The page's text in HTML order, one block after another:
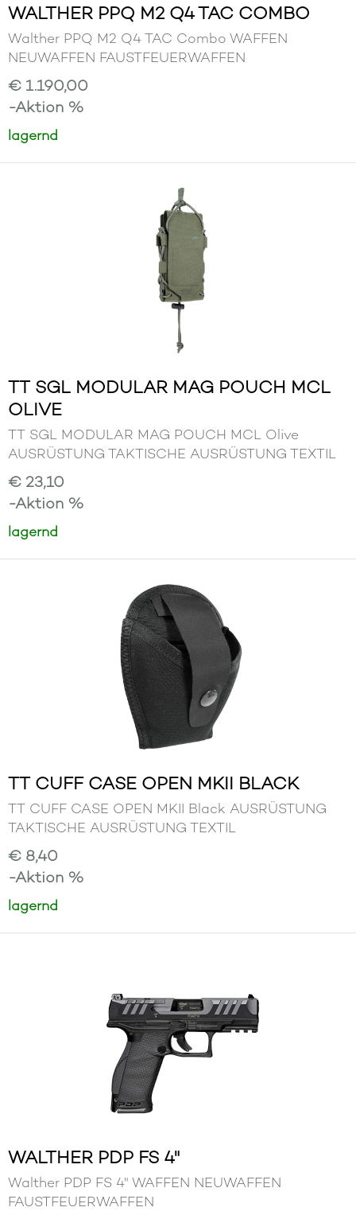
WALTHER PPQ M2 Q4 TAC COMBO
Walther PPQ M2 Q4 TAC Combo WAFFEN
NEUWAFFEN FAUSTFEUERWAFFEN
€ 1.190,00
-Aktion %
lagernd
TT SGL MODULAR MAG POUCH MCL
OLIVE
TT SGL MODULAR MAG POUCH MCL Olive
AUSRÜSTUNG TAKTISCHE AUSRÜSTUNG TEXTIL
€ 23,10
-Aktion %
lagernd
TT CUFF CASE OPEN MKII BLACK
TT CUFF CASE OPEN MKII Black AUSRÜSTUNG
TAKTISCHE AUSRÜSTUNG TEXTIL
€ 8,40
-Aktion %
lagernd
WALTHER PDP FS 4"
Walther PDP FS 4" WAFFEN NEUWAFFEN
FAUSTFEUERWAFFEN